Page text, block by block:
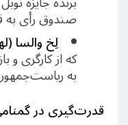
صندوق رأی
لِخ والسا
که از کارگری
به
قدرت‌گیری در